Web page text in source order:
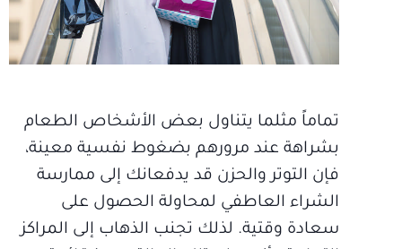
تماماً مثلما يتناول بعض الأشخاص الطعام
بشراهة عند مرورهم بضغوط نفسية معينة،
فإن التوتر والحزن قد يدفعانك إلى ممارسة
الشراء العاطفي لمحاولة الحصول على
سعادة وقتية. لذلك تجنب الذهاب إلى المراكز